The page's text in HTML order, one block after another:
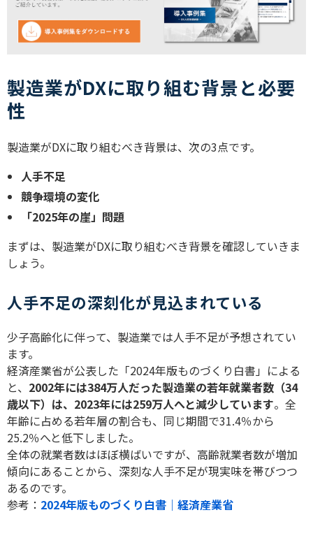
製造業がDXに取り組む背景と必要
性
製造業がDXに取り組むべき背景は、次の3点です。
人手不足
競争環境の変化
「2025年の崖」問題
まずは、製造業がDXに取り組むべき背景を確認していきま
しょう。
人手不足の深刻化が見込まれている
少子高齢化に伴って、製造業では人手不足が予想されてい
ます。
経済産業省が公表した「2024年版ものづくり白書」による
と、 2002年には384万人だった製造業の若年就業者数（34
歳以下）は、 2023年には259万人へと減少しています。全
年齢に占める若年層の割合も、同じ期間で31.4％から
25.2％へと低下しました。
全体の就業者数はほぼ横ばいですが、高齢就業者数が増加
傾向にあることから、深刻な人手不足が現実味を帯びつつ
あるのです。
参考： 2024年版ものづくり白書｜経済産業省